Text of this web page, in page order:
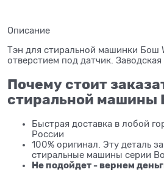
Описание
Тэн для стиральной машинки Бош
отверстием под датчик. Заводская
Почему стоит
стиральной машины
Быстрая доставка в лобой
России
100% оригинал. Эту деталь
стиральные машины серии
Не подойдет - вернем